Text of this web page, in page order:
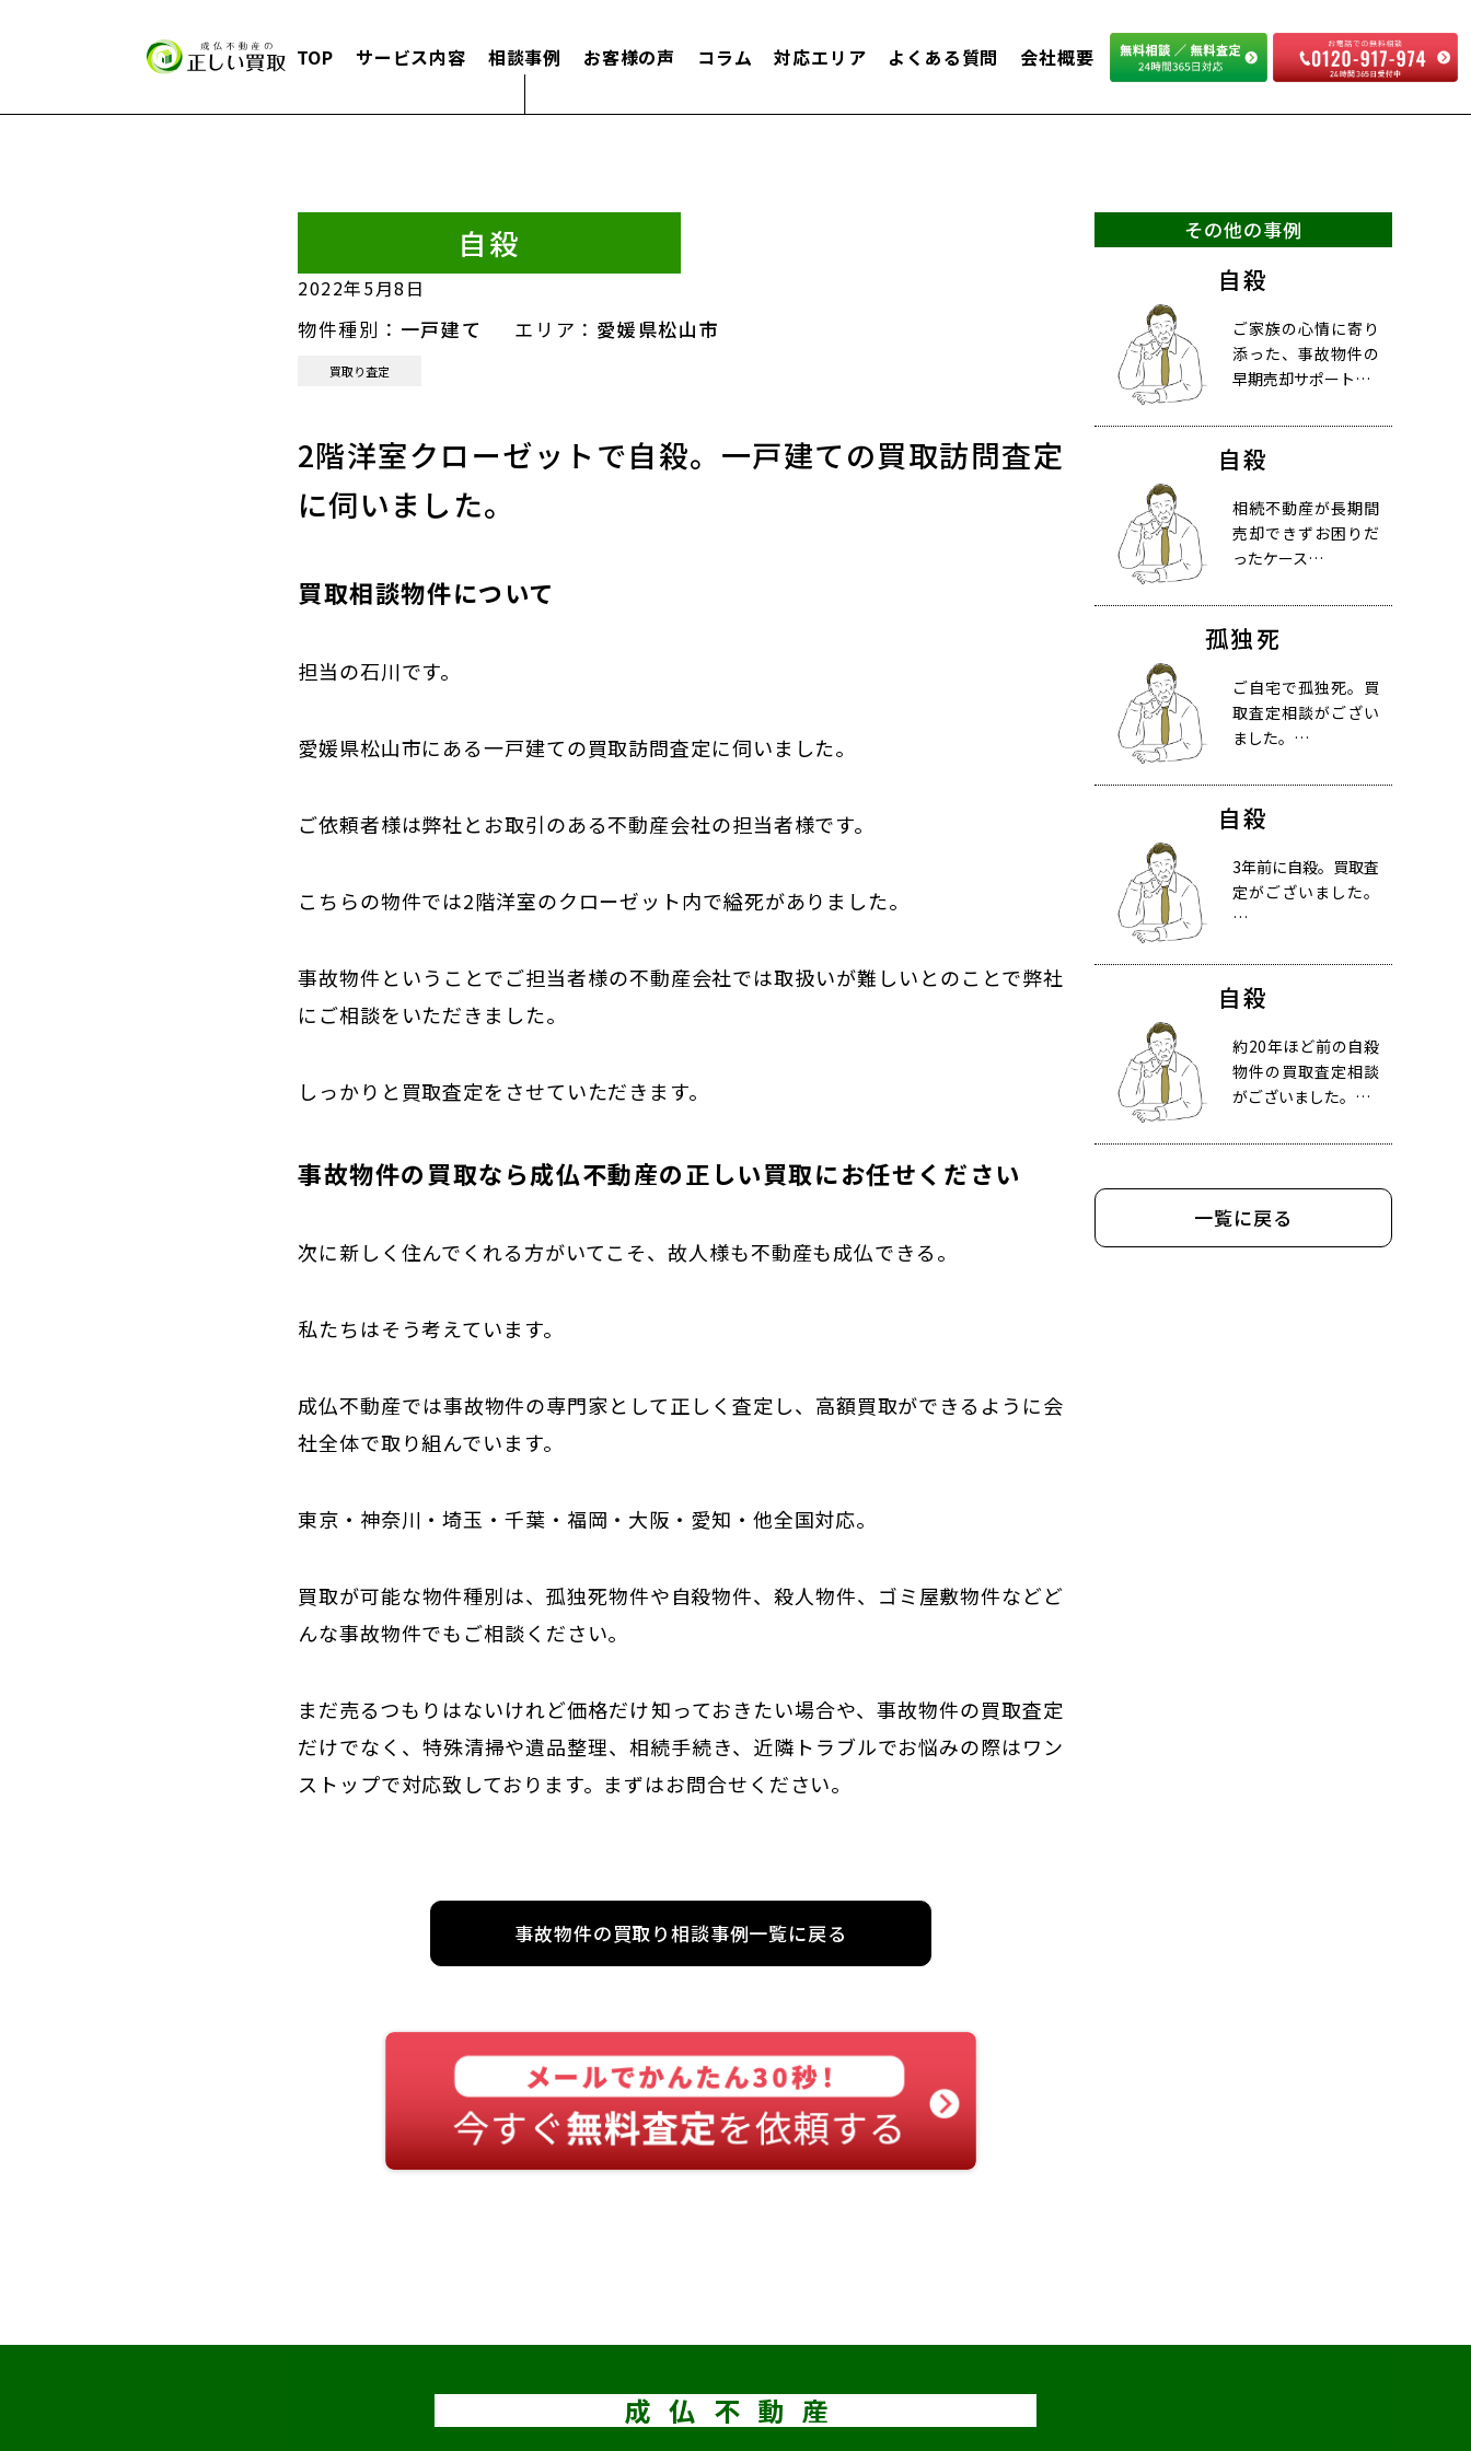
TOP サービス内容 相談事例 お客様の声 コラム 対応エリア よくある質問 会社概要
自殺
2022年5月8日
物件種別： 一戸建て エリア： 愛媛県松山市
買取り査定
2階洋室クローゼットで自殺。一戸建ての買取訪問査定
に伺いました。
買取相談物件について
担当の石川です。
愛媛県松山市にある一戸建ての買取訪問査定に伺いました。
ご依頼者様は弊社とお取引のある不動産会社の担当者様です。
こちらの物件では2階洋室のクローゼット内で縊死がありました。
事故物件ということでご担当者様の不動産会社では取扱いが難しいとのことで弊社
にご相談をいただきました。
しっかりと買取査定をさせていただきます。
事故物件の買取なら成仏不動産の正しい買取にお任せください
次に新しく住んでくれる方がいてこそ、故人様も不動産も成仏できる。
私たちはそう考えています。
成仏不動産では事故物件の専門家として正しく査定し、高額買取ができるように会
社全体で取り組んでいます。
東京・神奈川・埼玉・千葉・福岡・大阪・愛知・他全国対応。
買取が可能な物件種別は、孤独死物件や自殺物件、殺人物件、ゴミ屋敷物件などど
んな事故物件でもご相談ください。
まだ売るつもりはないけれど価格だけ知っておきたい場合や、事故物件の買取査定
だけでなく、特殊清掃や遺品整理、相続手続き、近隣トラブルでお悩みの際はワン
ストップで対応致しております。まずはお問合せください。
事故物件の買取り相談事例一覧に戻る
その他の事例
自殺
ご家族の心情に寄り
添った、事故物件の
早期売却サポート…
自殺
相続不動産が長期間
売却できずお困りだ
ったケース…
孤独死
ご自宅で孤独死。買
取査定相談がござい
ました。…
自殺
3年前に自殺。買取査
定がございました。
…
自殺
約20年ほど前の自殺
物件の買取査定相談
がございました。…
一覧に戻る
成仏不動産